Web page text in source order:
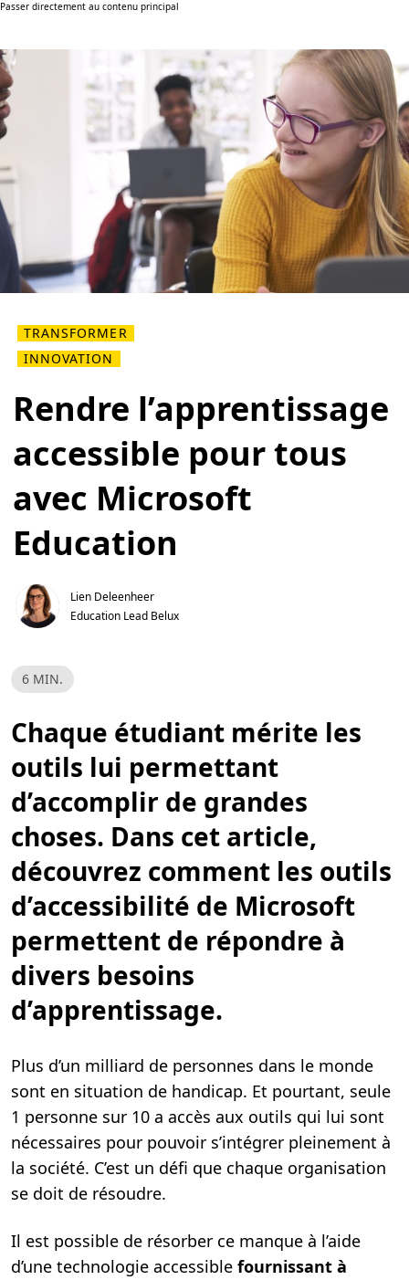
Passer directement au contenu principal
TRANSFORMER
INNOVATION
Rendre l’apprentissage
accessible pour tous
avec Microsoft
Education
Lien Deleenheer
Education Lead Belux
T
e
s
d
l
e
t
u
e
6
m
n
.
6 MIN.
Chaque étudiant mérite les
outils lui permettant
d’accomplir de grandes
choses. Dans cet article,
découvrez comment les outils
d’accessibilité de Microsoft
permettent de répondre à
divers besoins
d’apprentissage.
Plus d’un milliard de personnes dans le monde
sont en situation de handicap. Et pourtant, seule
1 personne sur 10 a accès aux outils qui lui sont
nécessaires pour pouvoir s’intégrer pleinement à
la société. C’est un défi que chaque organisation
se doit de résoudre.
Il est possible de résorber ce manque à l’aide
d’une technologie accessible fournissant à